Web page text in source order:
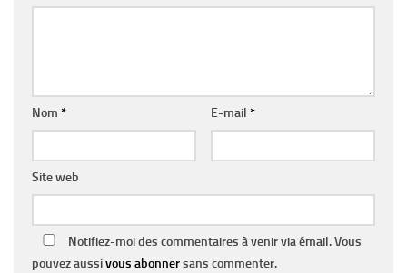
Nom * E-mail *
Site web
Notifiez-moi des commentaires à venir via émail. Vous
pouvez aussivous abonnersans commenter.